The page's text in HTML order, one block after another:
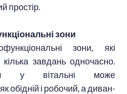
простір.
зони
зони, які
завдань одночасно.
у вітальні може
обідній і робочий, а диван-